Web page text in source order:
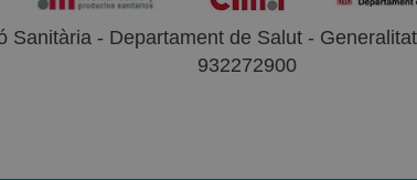
Sanitària - Departament de Salut -
932272900